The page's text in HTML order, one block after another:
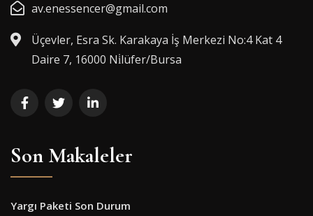
av.enessencer@gmail.com
Üçevler, Esra Sk. Karakaya İş Merkezi No:4 Kat 4
Daire 7, 16000 Ni̇lüfer/Bursa
Son Makaleler
Yargı Paketi Son Durum